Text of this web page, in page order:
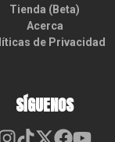
Tienda (Beta)
Acerca
de Privacidad
SÍGUENOS